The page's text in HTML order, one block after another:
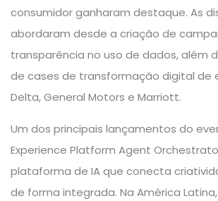
consumidor ganharam destaque. As
abordaram desde a criação de
transparência no uso de dados, além
de cases de transformação digital de
Delta,General Motors e Marriott.
Um dos principais lançamentos do
Experience Platform Agent
plataforma de IA que conecta
de forma integrada. Na América